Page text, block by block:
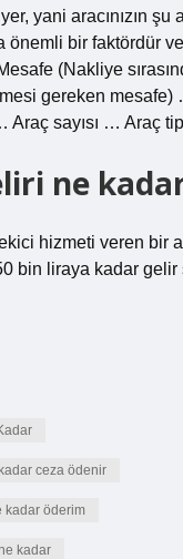
yani aracınızın şu
önemli bir faktördür
(Nakliye
gereken
Araç sayısı … Araç
ne
hizmeti veren bir
bin liraya kadar
ceza ödenir
kadar öderim
kadar